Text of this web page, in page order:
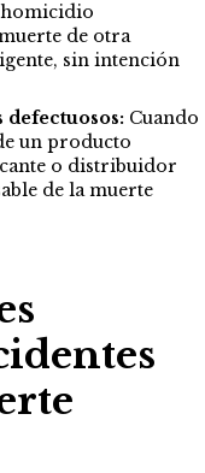
de otra
sin intención
defectuosos: Cuando
un producto
o distribuidor
de la muerte